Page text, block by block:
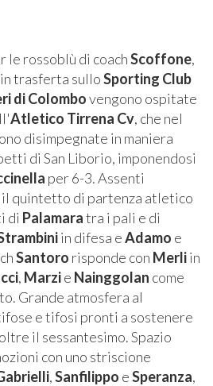
le rossoblù di coachScoffone,
trasferta sulloSporting Club
di Colombovengono ospitate
Atletico Tirrena Cv, che nel
disimpegnate in maniera
di San Liborio, imponendosi
per 6-3. Assenti
il quintetto di partenza atletico
di Palamaratra i pali e di
in difesa eAdamo e
Santoro risponde con Merliin
, Marzie Nainggolan come
Grande atmosfera al
e tifosi pronti a sostenere
il sessantesimo. Spazio
con uno striscione
,Sanfilippo eSperanza,